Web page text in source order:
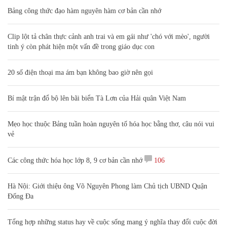
Bảng công thức đạo hàm nguyên hàm cơ bản cần nhớ
Clip lột tả chân thực cảnh anh trai và em gái như 'chó với mèo', người
tinh ý còn phát hiện một vấn đề trong giáo dục con
20 số điện thoại ma ám bạn không bao giờ nên gọi
Bí mật trận đổ bộ lên bãi biển Tà Lơn của Hải quân Việt Nam
Mẹo học thuộc Bảng tuần hoàn nguyên tố hóa học bằng thơ, câu nói vui
vẻ
Các công thức hóa học lớp 8, 9 cơ bản cần nhớ 106
Hà Nội: Giới thiệu ông Võ Nguyên Phong làm Chủ tịch UBND Quận
Đống Đa
Tổng hợp những status hay về cuộc sống mang ý nghĩa thay đổi cuộc đời